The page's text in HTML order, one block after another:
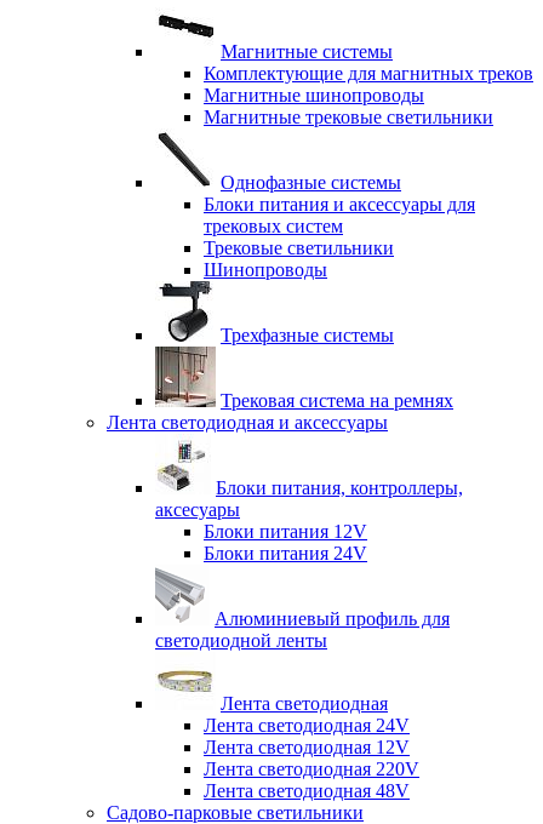
Магнитные системы
Комплектующие для магнитных треков
Магнитные шинопроводы
Магнитные трековые светильники
Однофазные системы
Блоки питания и аксессуары для
трековых систем
Трековые светильники
Шинопроводы
Трехфазные системы
Трековая система на ремнях
Лента светодиодная и аксессуары
Блоки питания, контроллеры,
аксесуары
Блоки питания 12V
Блоки питания 24V
Алюминиевый профиль для
светодиодной ленты
Лента светодиодная
Лента светодиодная 24V
Лента светодиодная 12V
Лента светодиодная 220V
Лента светодиодная 48V
Садово-парковые светильники